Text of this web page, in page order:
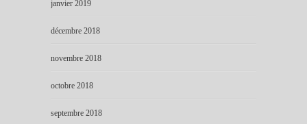
janvier 2019
décembre 2018
novembre 2018
octobre 2018
septembre 2018